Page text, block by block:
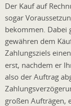
Der Kauf auf
sogar
bekommen. Dabei
gewähren dem
Zahlungsziels
erst, nachdem er
also der Auftrag
großen Aufträgen,